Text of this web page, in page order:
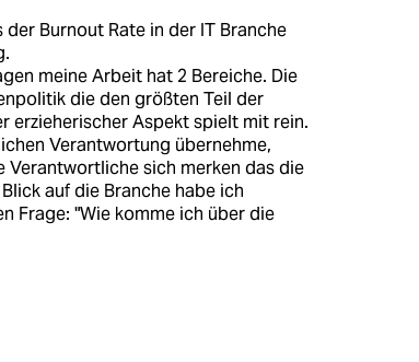
Burnout Rate in der IT Branche
meine Arbeit hat 2 Bereiche. Die
die den größten Teil der
erzieherischer Aspekt spielt mit rein.
Verantwortung übernehme,
sich merken das die
auf die Branche habe ich
Frage: "Wie komme ich über die